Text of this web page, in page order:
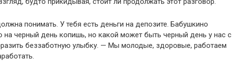
понимать. У тебя есть деньги на депозите. Бабушкино
на черный день копишь, но какой может быть черный день у нас с
беззаботную улыбку. — Мы молодые, здоровые, работаем